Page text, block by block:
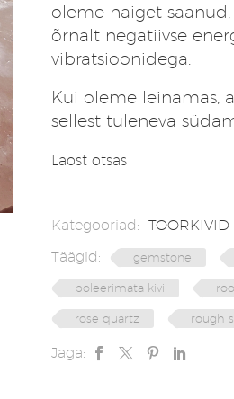
oleme haiget
õrnalt negatiivse
vibratsioonidega.
Kui oleme leinamas,
sellest tuleneva
Laost otsas
Kategooriad: TOORKIVID
Täägid:
gemstone
poleerimata kivi
rose quartz rough
Jaga: